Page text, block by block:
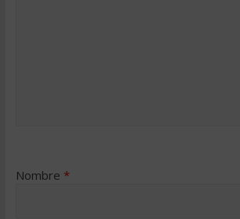
Nombre *